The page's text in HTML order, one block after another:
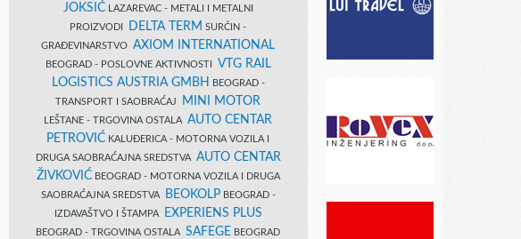
JOKSIĆLAZAREVAC - METALI I METALNI
PROIZVODI
DELTA TERM SURČIN -
GRAĐEVINARSTVO AXIOM INTERNATIONAL
BEOGRAD - POSLOVNE AKTIVNOSTI VTG RAIL
LOGISTICS AUSTRIA GMBH
BEOGRAD -
TRANSPORT I SAOBRAĆAJ
MINI MOTOR
LEŠTANE - TRGOVINA OSTALA AUTO CENTAR
PETROVIĆ KALUĐERICA - MOTORNA VOZILA I
DRUGA SAOBRAĆAJNA SREDSTVA AUTO CENTAR
ŽIVKOVIĆBEOGRAD - MOTORNA VOZILA I DRUGA
SAOBRAĆAJNA SREDSTVA
BEOKOLPBEOGRAD -
IZDAVAŠTVO I ŠTAMPA
EXPERIENS PLUS
BEOGRAD - TRGOVINA OSTALA SAFEGE BEOGRAD